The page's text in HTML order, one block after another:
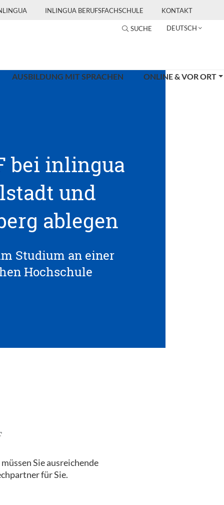
INLINGUA BERUFSFACHSCHULE KONTAKT
SUCHE DEUTSCH
AUSBILDUNG MIT SPRACHEN ONLINE & VOR ORT
bei inlingua
und
ablegen
Studium an einer
Hochschule
Sie ausreichende
für Sie.